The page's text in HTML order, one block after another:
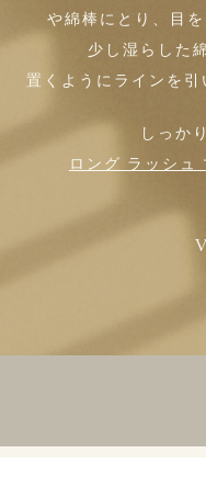
や綿棒にとり、目
少し湿らした
置くようにラインを引
しっか
ロング ラッシュ